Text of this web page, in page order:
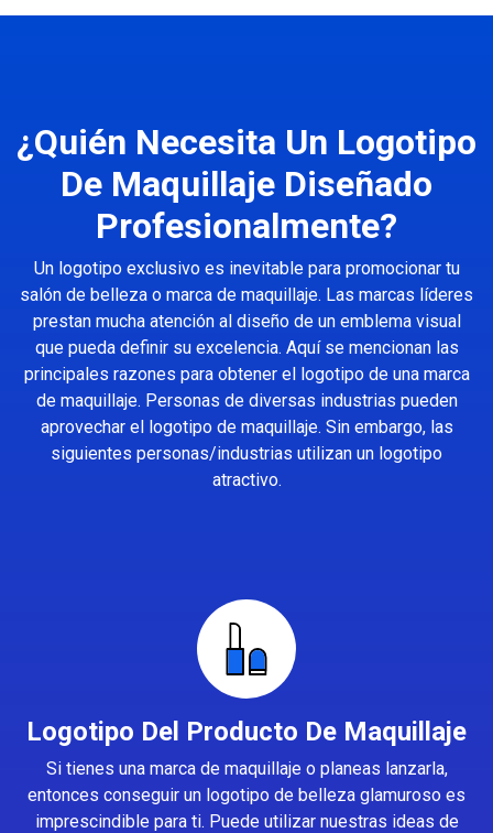
¿Quién Necesita Un Logotipo
De Maquillaje Diseñado
Profesionalmente?
Un logotipo exclusivo es inevitable para promocionar tu
salón de belleza o marca de maquillaje. Las marcas líderes
prestan mucha atención al diseño de un emblema visual
que pueda definir su excelencia. Aquí se mencionan las
principales razones para obtener el logotipo de una marca
de maquillaje. Personas de diversas industrias pueden
aprovechar el logotipo de maquillaje. Sin embargo, las
siguientes personas/industrias utilizan un logotipo
atractivo.
Logotipo Del Producto De Maquillaje
Si tienes una marca de maquillaje o planeas lanzarla,
entonces conseguir un logotipo de belleza glamuroso es
imprescindible para ti. Puede utilizar nuestras ideas de